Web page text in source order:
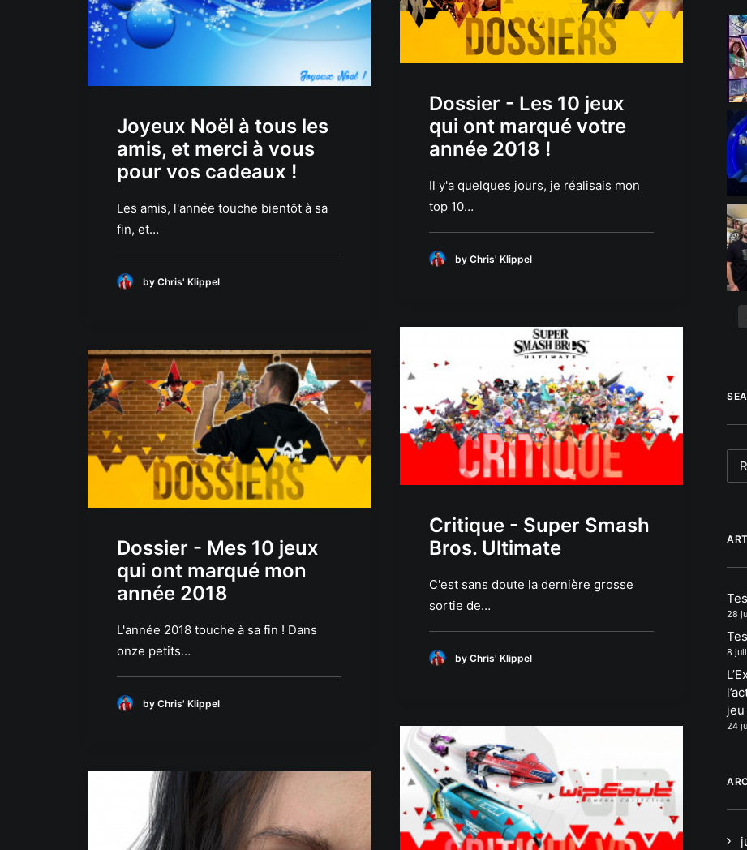
Dossier - Les 10 jeux
qui ont marqué votre
année 2018 !
Il y'a quelques jours, je réalisais mon
top 10…
by Chris' Klippel
Joyeux Noël à tous les
amis, et merci à vous
pour vos cadeaux !
Les amis, l'année touche bientôt à sa
fin, et…
by Chris' Klippel
Critique - Super Smash
Bros. Ultimate
C'est sans doute la dernière grosse
sortie de…
by Chris' Klippel
Dossier - Mes 10 jeux
qui ont marqué mon
année 2018
L'année 2018 touche à sa fin ! Dans
onze petits…
by Chris' Klippel
28
8
24